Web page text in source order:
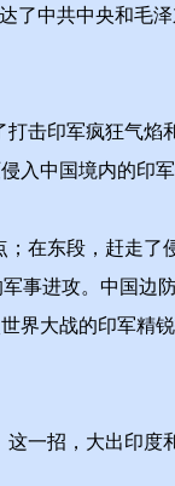
中共中央和毛
击印军疯狂气焰
入中国境内的印军
在东段，赶走了
事进攻。中国边
界大战的印军精
一招，大出印度